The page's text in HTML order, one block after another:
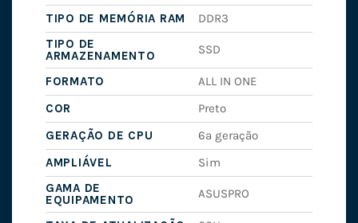
TIPO DE MEMÓRIA RAM
DDR3
TIPO DE
ARMAZENAMENTO
SSD
FORMATO
ALL IN ONE
COR
Preto
GERAÇÃO DE CPU
6ª geração
AMPLIÁVEL
Sim
GAMA DE
EQUIPAMENTO
ASUSPRO